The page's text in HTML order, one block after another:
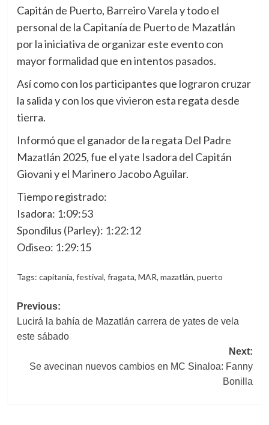
Capitán de Puerto, Barreiro Varela y todo el
personal de la Capitanía de Puerto de Mazatlán
por la iniciativa de organizar este evento con
mayor formalidad que en intentos pasados.
Así como con los participantes que lograron cruzar
la salida y con los que vivieron esta regata desde
tierra.
Informó que el ganador de la regata Del Padre
Mazatlán 2025, fue el yate Isadora del Capitán
Giovani y el Marinero Jacobo Aguilar.
Tiempo registrado:
Isadora: 1:09:53
Spondilus (Parley): 1:22:12
Odiseo: 1:29:15
Tags: capitanía, festival, fragata, MAR, mazatlán, puerto
Post
navigation
Previous:
Lucirá la bahía de Mazatlán carrera de yates de vela
este sábado
Next:
Se avecinan nuevos cambios en MC Sinaloa: Fanny
Bonilla